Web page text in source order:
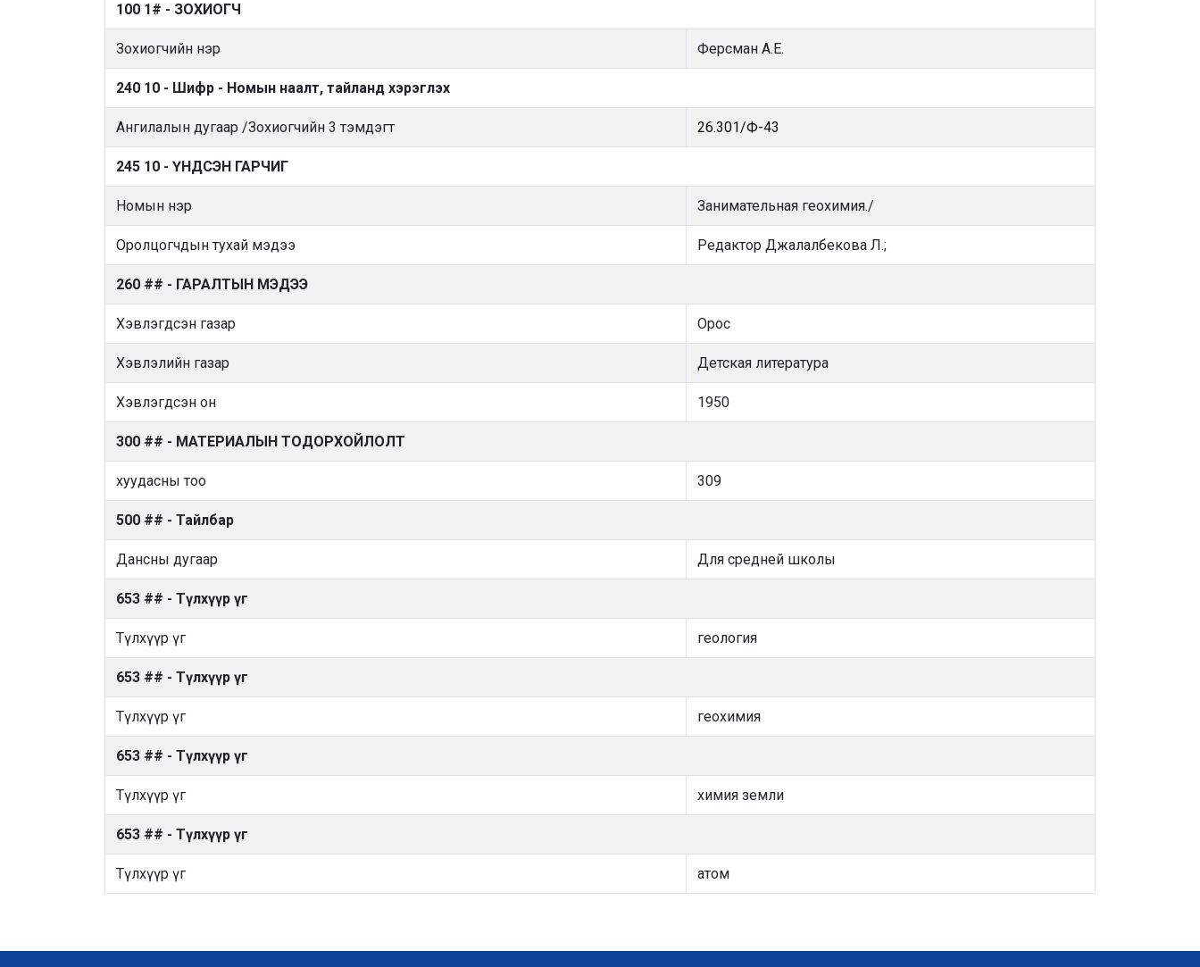
100 1# - ЗОХИОГЧ
Зохиогчийн нэр Ферсман А.Е.
240 10 - Шифр - Номын наалт, тайланд хэрэглэх
Ангилалын дугаар /Зохиогчийн 3 тэмдэгт 26.301/Ф-43
245 10 - ҮНДСЭН ГАРЧИГ
Номын нэр Занимательная геохимия./
Оролцогчдын тухай мэдээ Редактор Джалалбекова Л.;
260 ## - ГАРАЛТЫН МЭДЭЭ
Хэвлэгдсэн газар Орос
Хэвлэлийн газар Детская литература
Хэвлэгдсэн он 1950
300 ## - МАТЕРИАЛЫН ТОДОРХОЙЛОЛТ
хуудасны тоо 309
500 ## - Тайлбар
Дансны дугаар Для средней школы
653 ## - Түлхүүр үг
Түлхүүр үг геология
653 ## - Түлхүүр үг
Түлхүүр үг геохимия
653 ## - Түлхүүр үг
Түлхүүр үг химия земли
653 ## - Түлхүүр үг
Түлхүүр үг атом